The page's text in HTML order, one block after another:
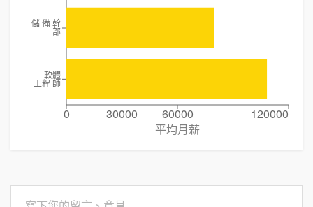
0 30000 60000
120000
平均月薪
儲 備 幹
部
軟體
工程 師